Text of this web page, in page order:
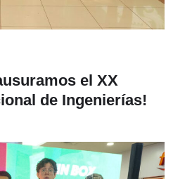
el XX
de Ingenierías!